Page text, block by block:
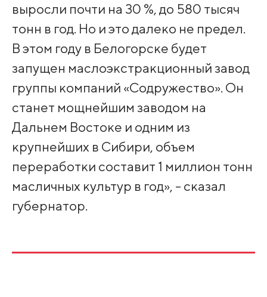
выросли почти на 30 %, до 580 тысяч
тонн в год. Но и это далеко не предел.
В этом году в Белогорске будет
запущен маслоэкстракционный завод
группы компаний «Содружество». Он
станет мощнейшим заводом на
Дальнем Востоке и одним из
крупнейших в Сибири, объем
переработки составит 1 миллион тонн
масличных культур в год», - сказал
губернатор.